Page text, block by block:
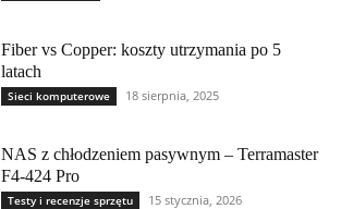
Fiber vs Copper: koszty utrzymania po 5
latach
Sieci komputerowe 18 sierpnia, 2025
NAS z chłodzeniem pasywnym – Terramaster
F4-424 Pro
Testy i recenzje sprzętu 15 stycznia, 2026